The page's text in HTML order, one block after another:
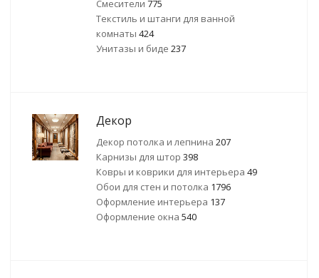
Смесители 775
Текстиль и штанги для ванной
комнаты 424
Унитазы и биде 237
Декор
Декор потолка и лепнина 207
Карнизы для штор 398
Ковры и коврики для интерьера 49
Обои для стен и потолка 1796
Оформление интерьера 137
Оформление окна 540